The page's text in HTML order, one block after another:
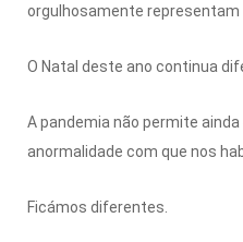
orgulhosamente representam
O Natal deste ano continua
A pandemia não permite
anormalidade com que nos
Ficámos diferentes.